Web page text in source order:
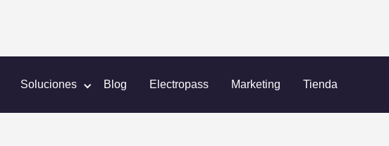
Soluciones Blog Electropass Marketing Tienda